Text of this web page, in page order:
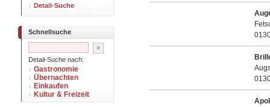
Detail-Suche
Schnellsuche
Detail-Suche nach:
Gastronomie
Übernachten
Einkaufen
Kultur & Freizeit